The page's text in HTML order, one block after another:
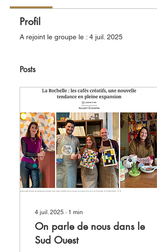
Profil
A rejoint le groupe le : 4 juil. 2025
Posts
4 juil. 2025 ∙ 1 min
On parle de nous dans le
Sud Ouest